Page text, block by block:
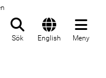
Sök English Meny